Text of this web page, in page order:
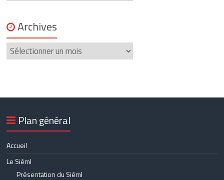
Archives
Archives
Plan général
Accueil
Le Siéml
Présentation du Siéml